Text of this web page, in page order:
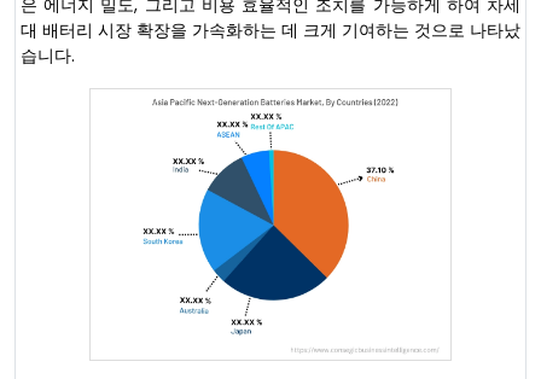
은 에너지 밀도, 그리고 비용 효율적인 조치를 가능하게 하여 차세
대 배터리 시장 확장을 가속화하는 데 크게 기여하는 것으로 나타났
습니다.